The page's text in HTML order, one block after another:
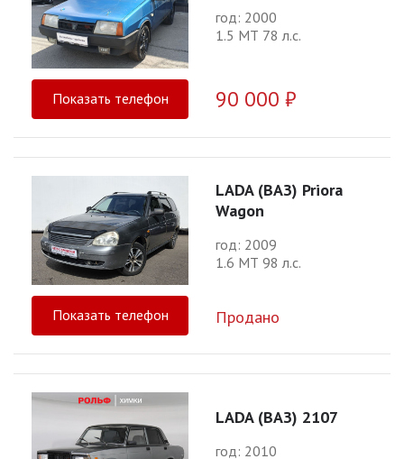
год: 2000
1.5 МТ 78 л.с.
Показать телефон 90 000 ₽
LADA (ВАЗ) Priora
Wagon
год: 2009
1.6 МТ 98 л.с.
Показать телефон Продано
LADA (ВАЗ) 2107
год: 2010